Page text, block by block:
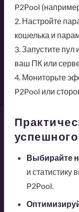
P2Pool
2. Настройте
кошелька и
3. Запустите пул
ваш ПК или
4. Мониторьте
P2Pool или
Выбирайте
и статистику
P2Pool.